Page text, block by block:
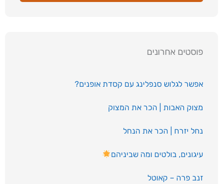
פוסטים אחרונים
אפשר לגלוש סנפלינג עם קסדת אופנים?
מצוק האבות | הכר את המצוק
נחל יזרח | הכר את הנחל
עיגונים, בולטים ומה שביניהם
זנב פרה – קאוטל